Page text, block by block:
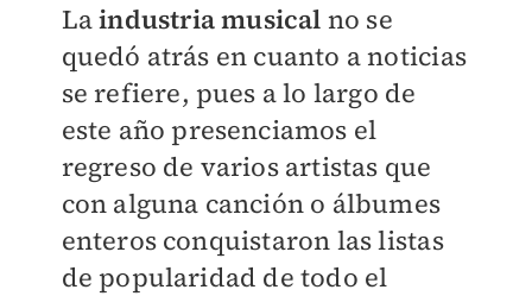
Laindustria musical no se
quedó atrás en cuanto a noticias
se refiere, pues a lo largo de
este año presenciamos el
regreso de varios artistas que
con alguna canción o álbumes
enteros conquistaron las listas
de popularidad de todo el